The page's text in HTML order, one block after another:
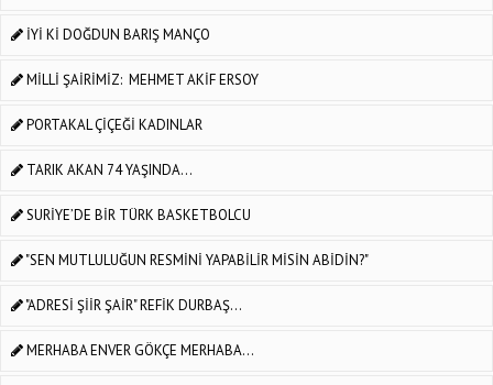
İYİ Kİ DOĞDUN BARIŞ MANÇO
MİLLİ ŞAİRİMİZ: MEHMET AKİF ERSOY
PORTAKAL ÇİÇEĞİ KADINLAR
TARIK AKAN 74 YAŞINDA...
SURİYE’DE BİR TÜRK BASKETBOLCU
"SEN MUTLULUĞUN RESMİNİ YAPABİLİR MİSİN ABİDİN?"
"ADRESİ ŞİİR ŞAİR" REFİK DURBAŞ...
MERHABA ENVER GÖKÇE MERHABA...